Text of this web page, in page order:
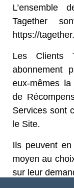
L’ensemble
Tagether
https://
Les Clients
abonnement
eux-mêmes
de
Services sont
le Site.
Ils peuvent
moyen au
sur leur